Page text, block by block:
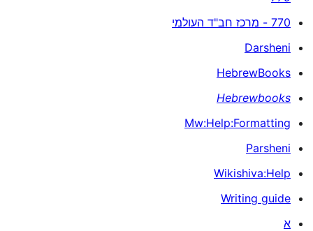
770 - מרכז חב"ד העולמי
Darsheni
HebrewBooks
Hebrewbooks
Mw:Help:Formatting
Parsheni
Wikishiva:Help
Writing guide
א